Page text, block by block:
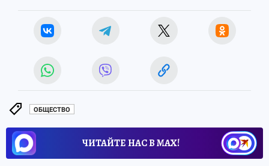
ОБЩЕСТВО
ЧИТАЙТЕ НАС В МАХ!